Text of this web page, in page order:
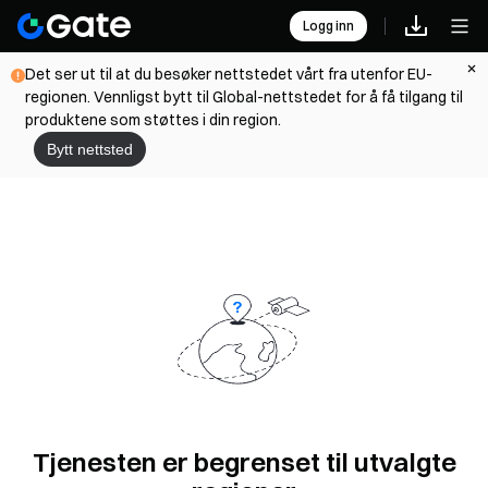
Logg inn
Det ser ut til at du besøker nettstedet vårt fra utenfor EU-
regionen. Vennligst bytt til Global-nettstedet for å få tilgang til
produktene som støttes i din region.
Bytt nettsted
Tjenesten er begrenset til utvalgte